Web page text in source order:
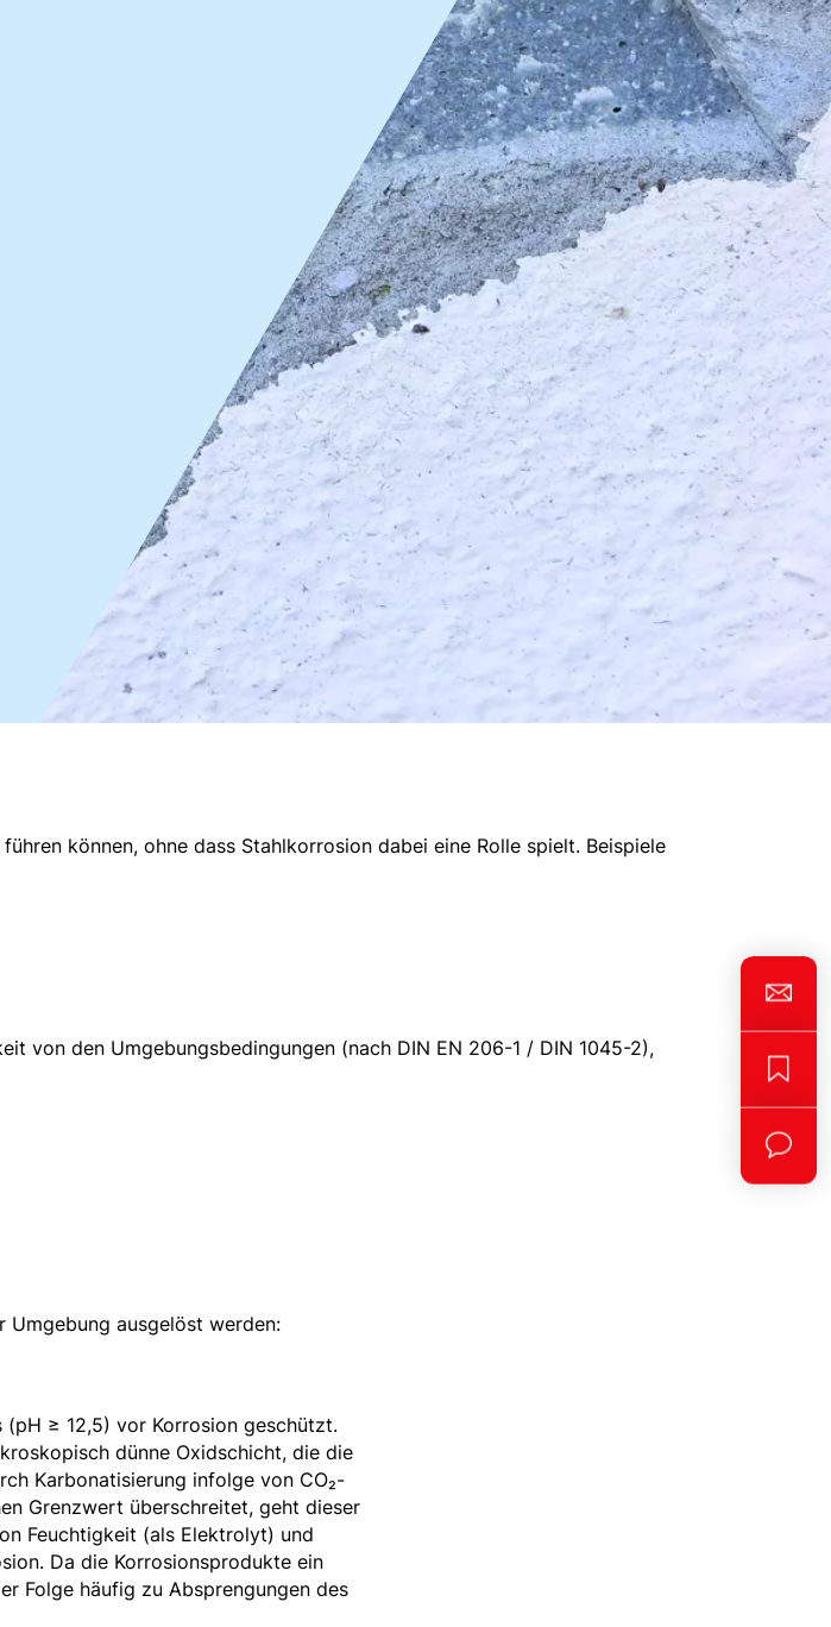
können, ohne dass Stahlkorrosion dabei eine Rolle spielt. Beispiele
von den Umgebungsbedingungen (nach DIN EN 206-1 / DIN 1045-2),
Umgebung ausgelöst werden:
≥ 12,5) vor Korrosion geschützt.
dünne Oxidschicht, die die
Karbonatisierung infolge von CO₂-
Grenzwert überschreitet, geht dieser
Feuchtigkeit (als Elektrolyt) und
Da die Korrosionsprodukte ein
Folge häufig zu Absprengungen des